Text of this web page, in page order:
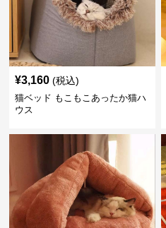
¥3,160 (税込)
猫ベッド もこもこあったか猫ハ
ウス